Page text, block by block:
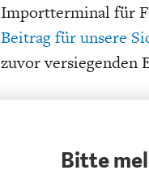
Importterminal für
Beitrag für unsere
zuvor versiegenden
Bitte